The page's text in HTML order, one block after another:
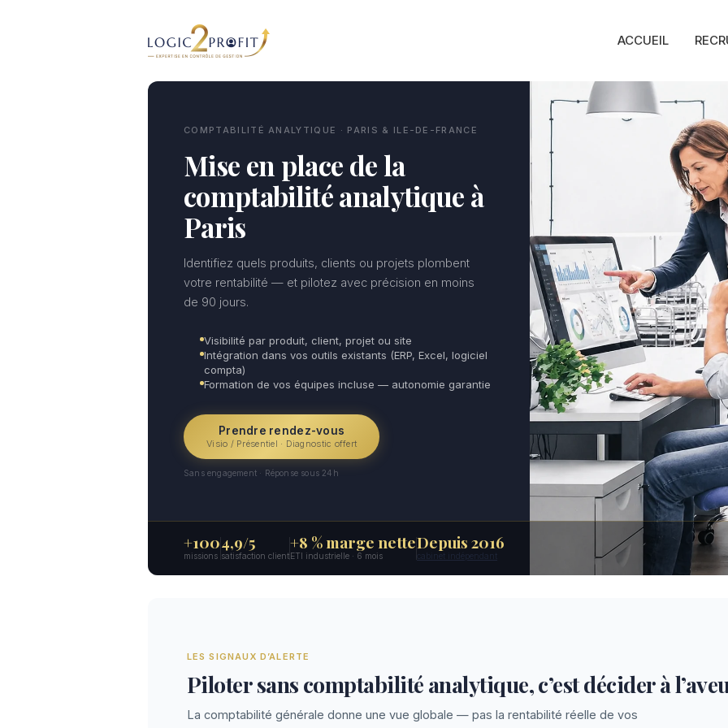
ACCUEIL
COMPTABILITÉ ANALYTIQUE · PARIS & ILE-DE-FRANCE
Mise en place de la
comptabilité analytique à
Paris
Identifiez quels produits, clients ou projets plombent
votre rentabilité — et pilotez avec précision en moins
de 90 jours.
Visibilité par produit, client, projet ou site
Intégration dans vos outils existants (ERP, Excel, logiciel
compta)
Formation de vos équipes incluse — autonomie garantie
Prendre rendez-vous
Visio / Présentiel · Diagnostic offert
Sans engagement · Réponse sous 24h
+100
missions
4,9/5
satisfaction client
+8 % marge nette
ETI industrielle · 6 mois
Depuis 2016
cabinet indépendant
LES SIGNAUX D’ALERTE
Piloter sans comptabilité analytique, c’est décider à
La comptabilité générale donne une vue globale — pas la rentabilité réelle de vos